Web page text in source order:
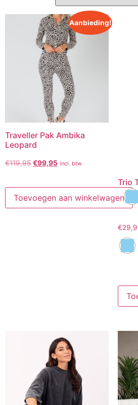
Aanbieding!
Traveller Pak Ambika
Leopard
€119,95 €99,95 incl. btw
Toevoegen aan winkelwagen
Trio
€